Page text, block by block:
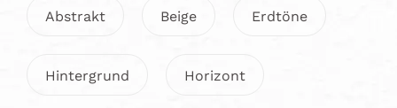
Abstrakt Beige Erdtöne
Hintergrund Horizont